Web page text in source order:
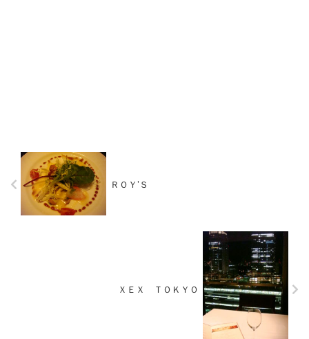
ＲＯＹ’Ｓ
ＸＥＸ ＴＯＫＹＯ